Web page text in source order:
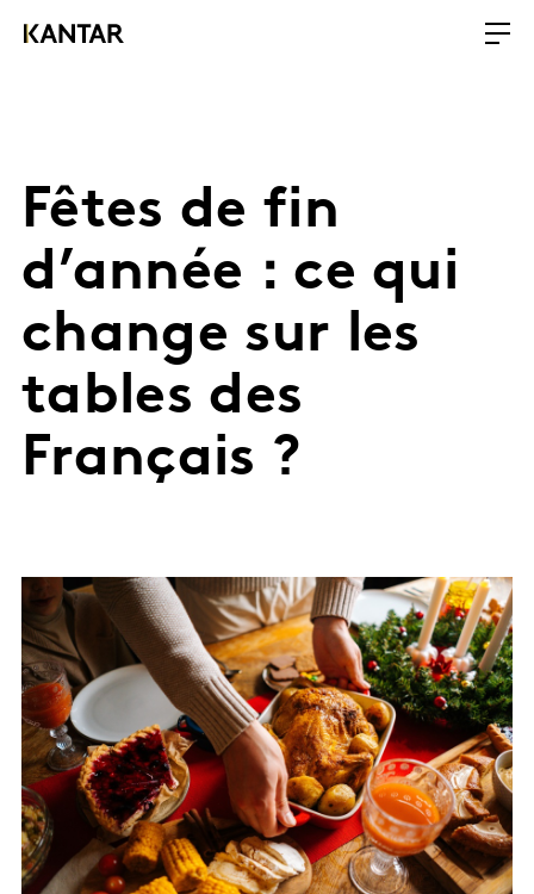
Fêtes de fin
d’année : ce qui
change sur les
tables des
Français ?